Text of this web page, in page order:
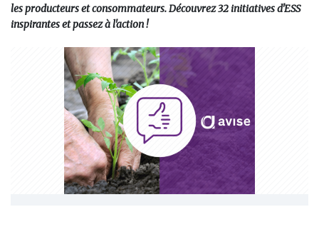
les producteurs et consommateurs. Découvrez 32 initiatives d'ESS
inspirantes et passez à l'action !